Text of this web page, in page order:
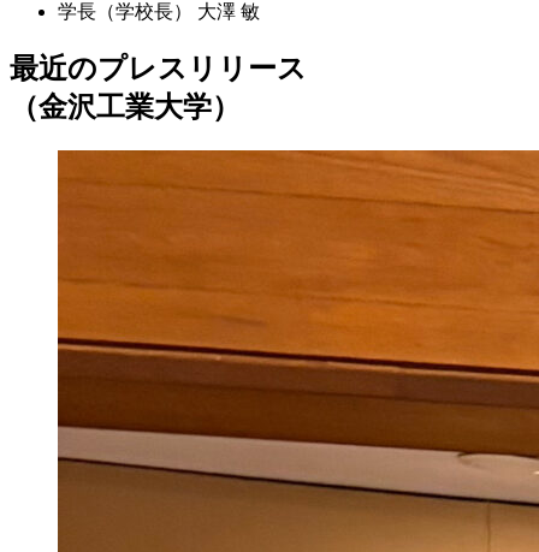
学長（学校長）
大澤 敏
最近のプレスリリース
（金沢工業大学）